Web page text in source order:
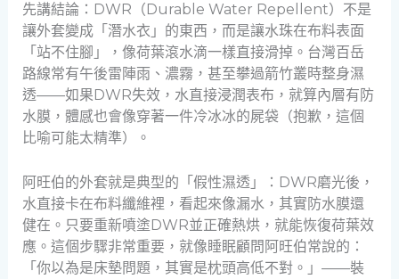
先講結論：DWR（Durable Water Repellent）不是
讓外套變成「潛水衣」的東西，而是讓水珠在布料表面
「站不住腳」，像荷葉滾水滴一樣直接滑掉。台灣百岳
路線常有午後雷陣雨、濃霧，甚至攀過箭竹叢時整身濕
透——如果DWR失效，水直接浸潤表布，就算內層有防
水膜，體感也會像穿著一件冷冰冰的屍袋（抱歉，這個
比喻可能太精準）。
阿旺伯的外套就是典型的「假性濕透」：DWR磨光後，
水直接卡在布料纖維裡，看起來像漏水，其實防水膜還
健在。只要重新噴塗DWR並正確熱烘，就能恢復荷葉效
應。這個步驟非常重要，就像睡眠顧問阿旺伯常說的：
「你以為是床墊問題，其實是枕頭高低不對。」——裝